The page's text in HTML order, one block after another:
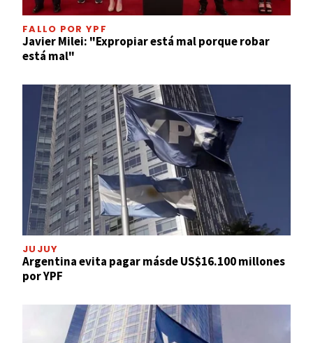
FALLO POR YPF
Javier Milei: "Expropiar está mal porque robar
está mal"
JUJUY
Argentina evita pagar másde US$16.100 millones
por YPF